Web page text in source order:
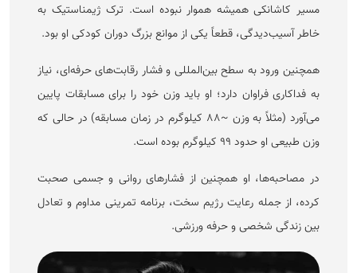
مسیر کاشانکی همیشه هموار نبوده است. ترک ژیمناستیک به
خاطر آسیب‌دیدگی، قطعاً یکی از موانع بزرگ دوران کودکی او بود.
همچنین ورود به سطح بین‌المللی و فشار رقابت‌های حرفه‌ای، نیاز
به فداکاری فراوان دارد؛ او باید وزن خود را برای مسابقات پایین
می‌آورد (مثلاً به وزن ~۸۸ کیلوگرم در زمان مسابقه) در حالی که
وزن طبیعی او حدود ۹۹ کیلوگرم بوده است.
در مصاحبه‌ها، او همچنین از فشار‌های روانی و جسمی صحبت
کرده، از جمله رعایت رژیم سخت، برنامه تمرینی مداوم و تعادل
بین زندگی شخصی و حرفه ورزشی.